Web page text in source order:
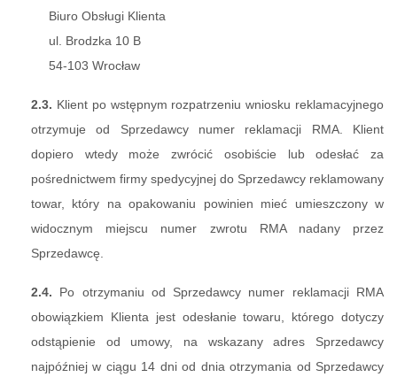
Biuro Obsługi Klienta
ul. Brodzka 10 B
54-103 Wrocław
2.3. Klient po wstępnym rozpatrzeniu wniosku reklamacyjnego
otrzymuje od Sprzedawcy numer reklamacji RMA. Klient
dopiero wtedy może zwrócić osobiście lub odesłać za
pośrednictwem firmy spedycyjnej do Sprzedawcy reklamowany
towar, który na opakowaniu powinien mieć umieszczony w
widocznym miejscu numer zwrotu RMA nadany przez
Sprzedawcę.
2.4. Po otrzymaniu od Sprzedawcy numer reklamacji RMA
obowiązkiem Klienta jest odesłanie towaru, którego dotyczy
odstąpienie od umowy, na wskazany adres Sprzedawcy
najpóźniej w ciągu 14 dni od dnia otrzymania od Sprzedawcy